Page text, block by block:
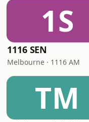
1S
1116 SEN
Melbourne · 1116 AM
TM